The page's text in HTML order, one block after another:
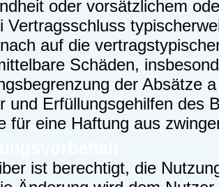
oder vorsätzlichem
Vertragsschluss
auf die
Schäden,
der Absätze
und Erfüllungsgehilfen des
für eine Haftung aus
ist berechtigt, die